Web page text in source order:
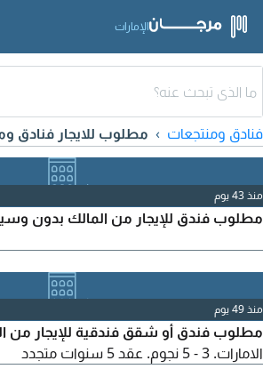
الإمارات
فنادق ومنتجعات مطلوب للايجار فنادق
منذ 43 يوم
مطلوب فندق للإيجار من المالك بدون
منذ 49 يوم
مطلوب فندق أو شقق فندقية للإيجار من
الامارات. 3 - 5 نجوم. عقد 5 سنوات متجدد